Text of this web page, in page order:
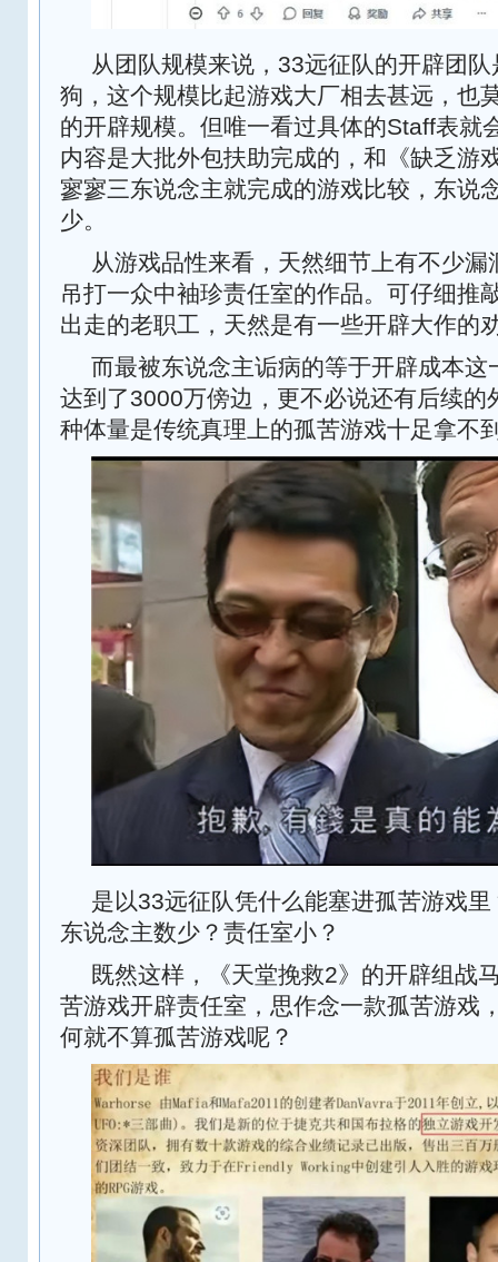
从团队规模来说，33远征队的开辟团
狗，这个规模比起游戏大厂相去甚远，也
的开辟规模。但唯一看过具体的Staff表就
内容是大批外包扶助完成的，和《缺乏游
寥寥三东说念主就完成的游戏比较，东说
少。
从游戏品性来看，天然细节上有不少
吊打一众中袖珍责任室的作品。可仔细推
出走的老职工，天然是有一些开辟大作的
而最被东说念主诟病的等于开辟成本这
达到了3000万傍边，更不必说还有后续的
种体量是传统真理上的孤苦游戏十足拿不
是以33远征队凭什么能塞进孤苦游戏
东说念主数少？责任室小？
既然这样，《天堂挽救2》的开辟组战
苦游戏开辟责任室，思作念一款孤苦游戏
何就不算孤苦游戏呢？